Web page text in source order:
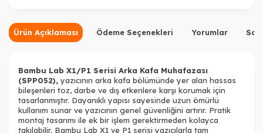
Ürün Açıklaması Ödeme Seçenekleri Yorumlar
Bambu Lab X1/P1 Serisi Arka Kafa Muhafazası
(SPP052),yazıcının arka kafa bölümünde yer alan hassas
bileşenleri toz, darbe ve dış etkenlere karşı korumak için
tasarlanmıştır. Dayanıklı yapısı sayesinde uzun ömürlü
kullanım sunar ve yazıcının genel güvenliğini artırır. Pratik
montaj tasarımı ile ek bir işlem gerektirmeden kolayca
takılabilir. Bambu Lab X1 ve P1 serisi yazıcılarla tam